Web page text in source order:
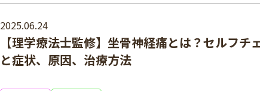
2025.06.24
【理学療法士監修】坐骨神経痛とは？セルフチ
と症状、原因、治療方法